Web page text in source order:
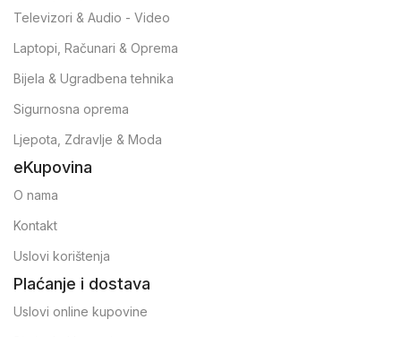
Televizori & Audio - Video
Laptopi, Računari & Oprema
Bijela & Ugradbena tehnika
Sigurnosna oprema
Ljepota, Zdravlje & Moda
eKupovina
O nama
Kontakt
Uslovi korištenja
Plaćanje i dostava
Uslovi online kupovine